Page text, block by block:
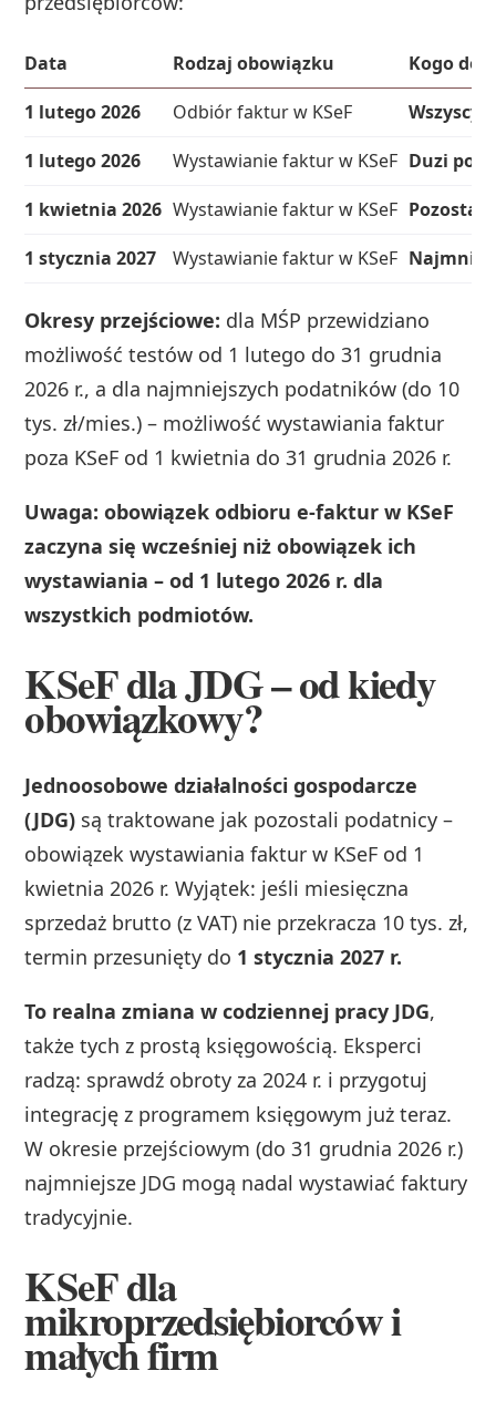
Data Rodzaj obowiązku
Kogo
1 lutego 2026
Odbiór faktur w KSeF
Wszyscy
1 lutego 2026
Wystawianie faktur w KSeF Duzi
1 kwietnia 2026 Wystawianie faktur w KSeF
1 stycznia 2027
Wystawianie faktur w KSeF
Okresy przejściowe: dla MŚP przewidziano
możliwość testów od 1 lutego do 31 grudnia
2026 r., a dla najmniejszych podatników (do 10
tys. zł/mies.) – możliwość wystawiania faktur
poza KSeF od 1 kwietnia do 31 grudnia 2026 r.
Uwaga: obowiązek odbioru e-faktur w KSeF
zaczyna się wcześniej niż obowiązek ich
wystawiania – od 1 lutego 2026 r. dla
wszystkich podmiotów.
KSeF dla JDG – od kiedy
obowiązkowy?
Jednoosobowe działalności gospodarcze
(JDG) są traktowane jak pozostali podatnicy –
obowiązek wystawiania faktur w KSeF od 1
kwietnia 2026 r. Wyjątek: jeśli miesięczna
sprzedaż brutto (z VAT) nie przekracza 10 tys. zł,
termin przesunięty do 1 stycznia 2027 r.
To realna zmiana w codziennej pracy JDG,
także tych z prostą księgowością. Eksperci
radzą: sprawdź obroty za 2024 r. i przygotuj
integrację z programem księgowym już teraz.
W okresie przejściowym (do 31 grudnia 2026 r.)
najmniejsze JDG mogą nadal wystawiać faktury
tradycyjnie.
KSeF dla
mikroprzedsiębiorców i
małych firm